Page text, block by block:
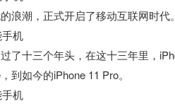
浪潮，正式开启了移动互联网时代。
了十三个年头，在这十三年里，
到如今的iPhone 11 Pro。